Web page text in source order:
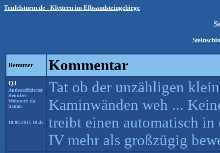
Teufelsturm.de - Klettern im Elbsandsteingebirge
Benutzer Kommentar
QJ
Authentifizierter
Benutzer
Wohnort: da
hamm
10.08.2015 10:45
Tat ob der unzähligen
Kaminwänden weh ...
treibt einen automatisch
IV mehr als großzügig